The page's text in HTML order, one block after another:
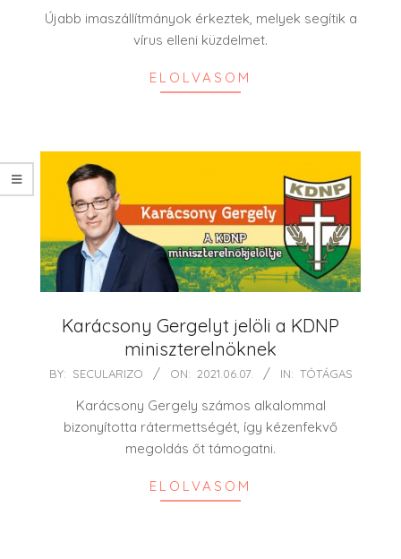
25
Újabb imaszállítmányok érkeztek, melyek segítik a
vírus elleni küzdelmet.
ELOLVASOM
Karácsony Gergelyt jelöli a KDNP
miniszterelnöknek
2021-
BY: SECULARIZO ON: 2021.06.07. IN: TÓTÁGAS
Karácsony Gergely számos alkalommal
bizonyította rátermettségét, így kézenfekvő
megoldás őt támogatni.
ELOLVASOM